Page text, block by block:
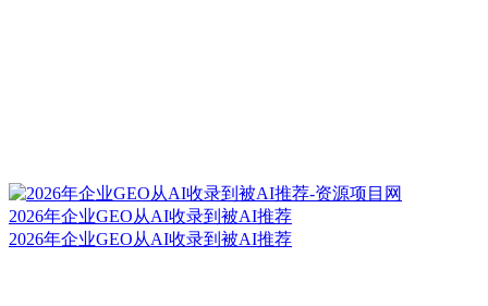
2026年企业GEO从AI收录到被AI推荐
2026年企业GEO从AI收录到被AI推荐